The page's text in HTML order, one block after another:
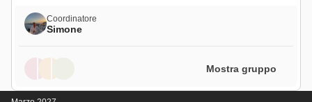
Coordinatore
Simone
Mostra gruppo